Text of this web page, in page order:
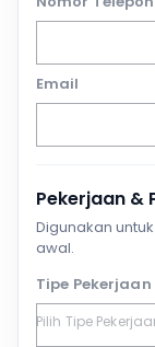
Email
Pekerjaan &
Digunakan
awal.
Tipe Pekerjaan